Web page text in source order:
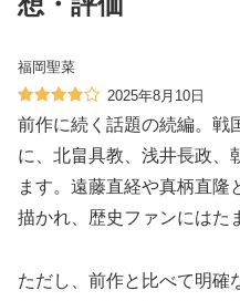
福岡聖菜
2025年8月10日
前作に続く話題の続編。戦
に、北畠具教、浅井長政、
ます。遠藤直経や真柄直隆
描かれ、歴史ファンにはた
ただし、前作と比べて明確